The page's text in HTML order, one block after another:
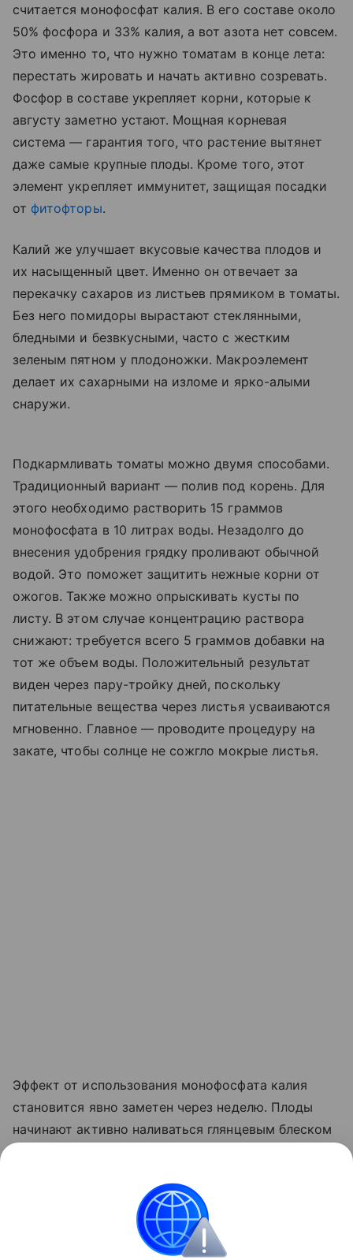
считается монофосфат калия. В его составе около
50% фосфора и 33% калия, а вот азота нет совсем.
Это именно то, что нужно томатам в конце лета:
перестать жировать и начать активно созревать.
Фосфор в составе укрепляет корни, которые к
августу заметно устают. Мощная корневая
система — гарантия того, что растение вытянет
даже самые крупные плоды. Кроме того, этот
элемент укрепляет иммунитет, защищая посадки
от фитофторы.
Калий же улучшает вкусовые качества плодов и
их насыщенный цвет. Именно он отвечает за
перекачку сахаров из листьев прямиком в томаты.
Без него помидоры вырастают стеклянными,
бледными и безвкусными, часто с жестким
зеленым пятном у плодоножки. Макроэлемент
делает их сахарными на изломе и ярко-алыми
снаружи.
Подкармливать томаты можно двумя способами.
Традиционный вариант — полив под корень. Для
этого необходимо растворить 15 граммов
монофосфата в 10 литрах воды. Незадолго до
внесения удобрения грядку проливают обычной
водой. Это поможет защитить нежные корни от
ожогов. Также можно опрыскивать кусты по
листу. В этом случае концентрацию раствора
снижают: требуется всего 5 граммов добавки на
тот же объем воды. Положительный результат
виден через пару-тройку дней, поскольку
питательные вещества через листья усваиваются
мгновенно. Главное — проводите процедуру на
закате, чтобы солнце не сожгло мокрые листья.
Эффект от использования монофосфата калия
становится явно заметен через неделю. Плоды
начинают активно наливаться глянцевым блеском
свою силу на том, чтобы дать урожайю
возможность нормально вызреть.